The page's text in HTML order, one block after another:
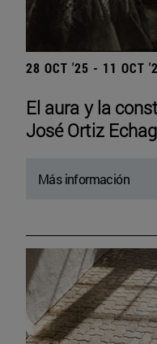
28 OCT '25 - 11 OCT
El aura y la
José Ortiz
Más información